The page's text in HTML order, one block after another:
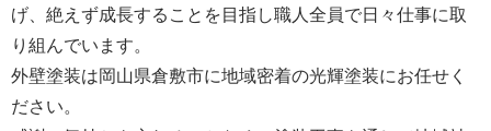
げ、絶えず成長することを目指し職人全員で日々仕事に取
り組んでいます。
外壁塗装は岡山県倉敷市に地域密着の光輝塗装にお任せく
ださい。